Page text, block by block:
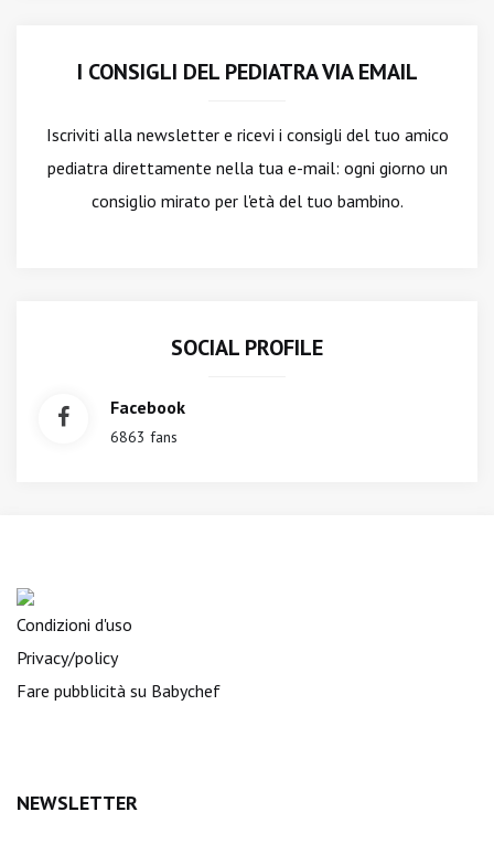
I CONSIGLI DEL PEDIATRA VIA EMAIL
Iscriviti alla newslettere ricevi i consigli del tuo amico
pediatra direttamente nella tua e-mail: ogni giorno un
consiglio mirato per l'età del tuo bambino.
SOCIAL PROFILE
Facebook
6863 fans
Condizioni d'uso
Privacy/policy
Fare pubblicità su Babychef
NEWSLETTER